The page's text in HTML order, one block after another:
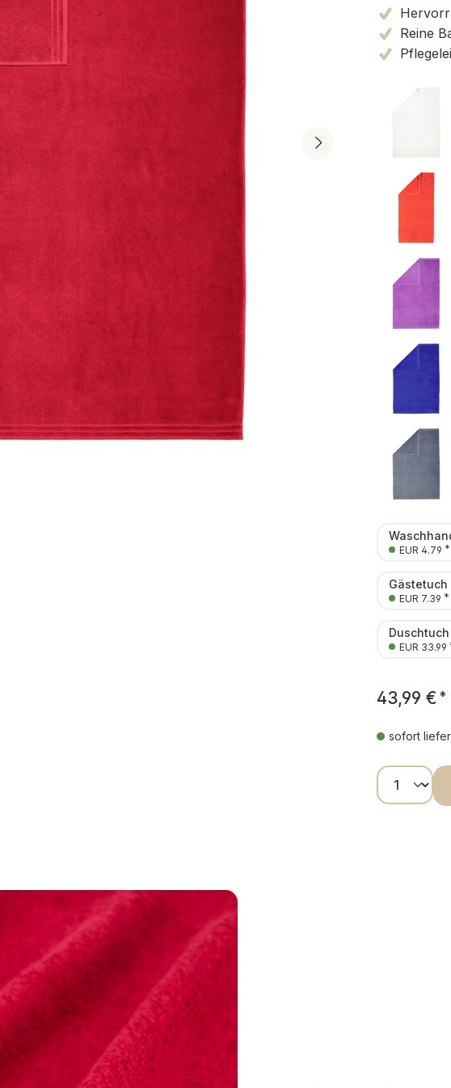
Reine
EUR 4.79 *
Gästetuch
EUR 7.39 *
EUR 33.99
43,99 € *
sofort